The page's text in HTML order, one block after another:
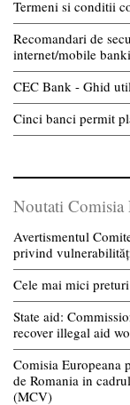
Termeni si conditii
Recomandari de
internet/mobile
CEC Bank - Ghid
Cinci banci permit
Noutati Comisia
Avertismentul
privind
Cele mai mici
State aid:
recover illegal aid
Comisia Europeana
de Romania in
(MCV)